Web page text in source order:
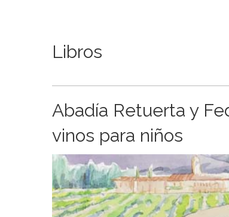
Libros
Abadía Retuerta y
vinos para niños